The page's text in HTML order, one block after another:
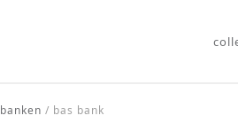
banken / bas bank